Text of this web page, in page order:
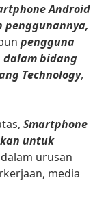
Android
penggunannya,
pengguna
dalam bidang
Technology,
Smartphone
untuk
urusan
media